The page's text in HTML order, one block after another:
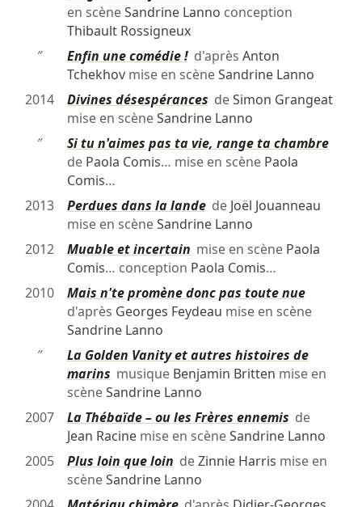
en scèneSandrine Lanno conception
Thibault Rossigneux
″
Enfin une comédie !d'après Anton
Tchekhovmise en scèneSandrine Lanno
2014
Divines désespérances deSimon Grangeat
mise en scèneSandrine Lanno
″
Si tu n'aimes pas ta vie, range ta chambre
de Paola Comis… mise en scène Paola
Comis…
2013
Perdues dans la landede Joël Jouanneau
mise en scèneSandrine Lanno
2012
Muable et incertain mise en scène Paola
Comis… conception Paola Comis…
2010
Mais n'te promène donc pas toute nue
d'après Georges Feydeau mise en scène
Sandrine Lanno
″
La Golden Vanity et autres histoires de
marins musique Benjamin Britten mise en
scèneSandrine Lanno
2007
La Thébaïde – ou les Frères ennemis de
Jean Racinemise en scèneSandrine Lanno
2005
Plus loin que loin deZinnie Harris mise en
scèneSandrine Lanno